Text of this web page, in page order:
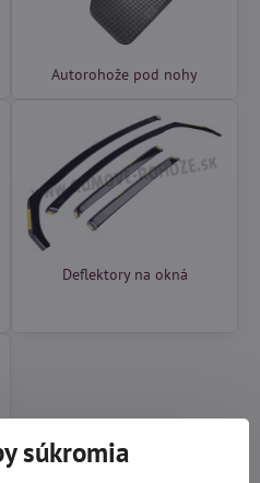
Autorohože pod nohy
Deflektory na okná
súkromia